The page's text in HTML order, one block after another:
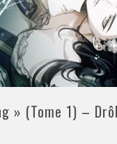
» (Tome 1) –